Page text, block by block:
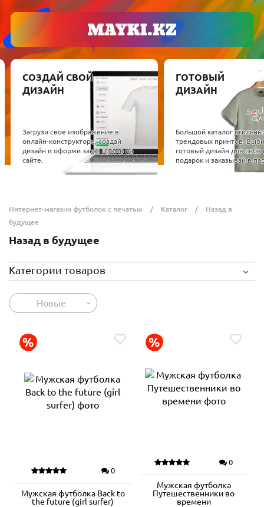
СОЗДАЙ СВОЙ
ДИЗАЙН
Загрузи свое изображение в
онлайн-конструкторе, создай
дизайн и оформи заказ прямо на
сайте.
ГОТОВЫЙ
ДИЗАЙН
Большой каталог
трендовых принтов.
готовый дизайн для себя
подарок и заказывай в
Интернет-магазин футболок с печатью Каталог
Назад в
будущее
Назад в будущее
Категории товаров
Новые
0
Мужская футболка Back to
the future (girl surfer)
0
Мужская футболка
Путешественники во
времени